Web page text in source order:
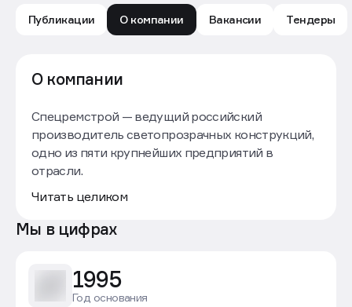
Публикации О компании Вакансии Тендеры
О компании
Спецремстрой — ведущий российский
производитель светопрозрачных конструкций,
одно из пяти крупнейших предприятий в
отрасли.
30 лет мы профессионально подбираем,
производим и монтируем окна, двери,
раздвижные конструкции и фасадные системы
из пластика и алюминия.
реализующих комплексные решения как для
многоквартирных домов, так и
Читать целиком
Мы в цифрах
1995
Год основания